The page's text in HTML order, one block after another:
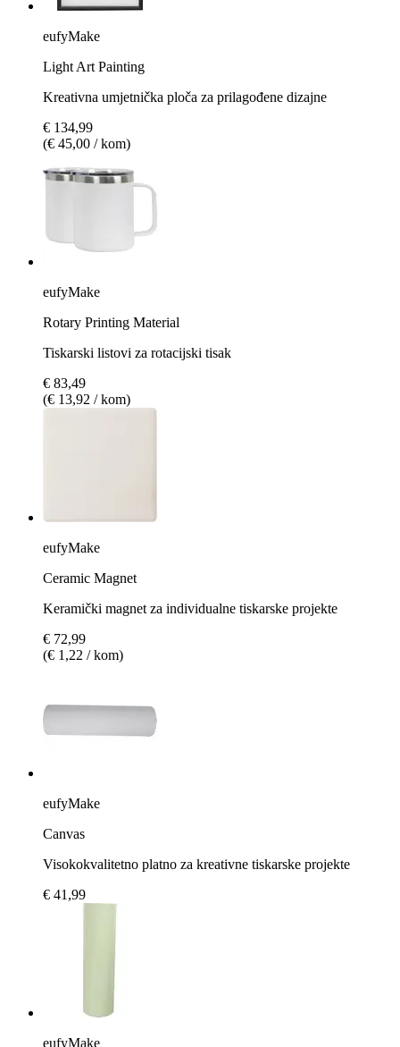
eufyMake
Light Art Painting
Kreativna umjetnička ploča za prilagođene dizajne
€ 134,99
(€ 45,00 / kom)
eufyMake
Rotary Printing Material
Tiskarski listovi za rotacijski tisak
€ 83,49
(€ 13,92 / kom)
eufyMake
Ceramic Magnet
Keramički magnet za individualne tiskarske projekte
€ 72,99
(€ 1,22 / kom)
eufyMake
Canvas
Visokokvalitetno platno za kreativne tiskarske projekte
€ 41,99
eufyMake